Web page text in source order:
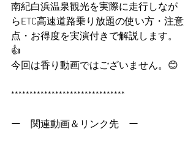
南紀白浜温泉観光を実際に走行しなが
らETC高速道路乗り放題の使い方・注意
点・お得度を実演付きで解説します。
👍
今回は香り動画ではございません。😊
*******************************
ー　関連動画＆リンク先　ー